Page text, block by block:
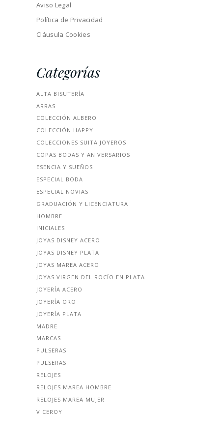
Aviso Legal
Política de Privacidad
Cláusula Cookies
Categorías
ALTA BISUTERÍA
ARRAS
COLECCIÓN ALBERO
COLECCIÓN HAPPY
COLECCIONES SUITA JOYEROS
COPAS BODAS Y ANIVERSARIOS
ESENCIA Y SUEÑOS
ESPECIAL BODA
ESPECIAL NOVIAS
GRADUACIÓN Y LICENCIATURA
HOMBRE
INICIALES
JOYAS DISNEY ACERO
JOYAS DISNEY PLATA
JOYAS MAREA ACERO
JOYAS VIRGEN DEL ROCÍO EN PLATA
JOYERÍA ACERO
JOYERÍA ORO
JOYERÍA PLATA
MADRE
MARCAS
PULSERAS
PULSERAS
RELOJES
RELOJES MAREA HOMBRE
RELOJES MAREA MUJER
VICEROY